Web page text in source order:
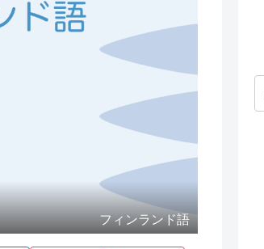
フィンランド語